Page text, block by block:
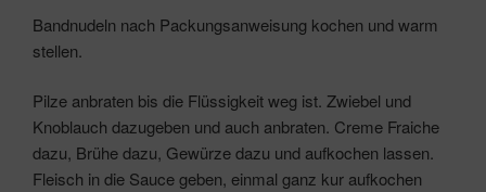
Bandnudeln nach Packungsanweisung kochen und warm
stellen.
Pilze anbraten bis die Flüssigkeit weg ist. Zwiebel und
Knoblauch dazugeben und auch anbraten. Creme Fraiche
dazu, Brühe dazu, Gewürze dazu und aufkochen lassen.
Fleisch in die Sauce geben, einmal ganz kur aufkochen